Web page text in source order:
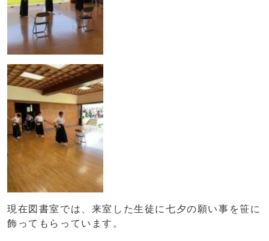
現在図書室では、来室した生徒に七夕の願い事を笹に
飾ってもらっています。